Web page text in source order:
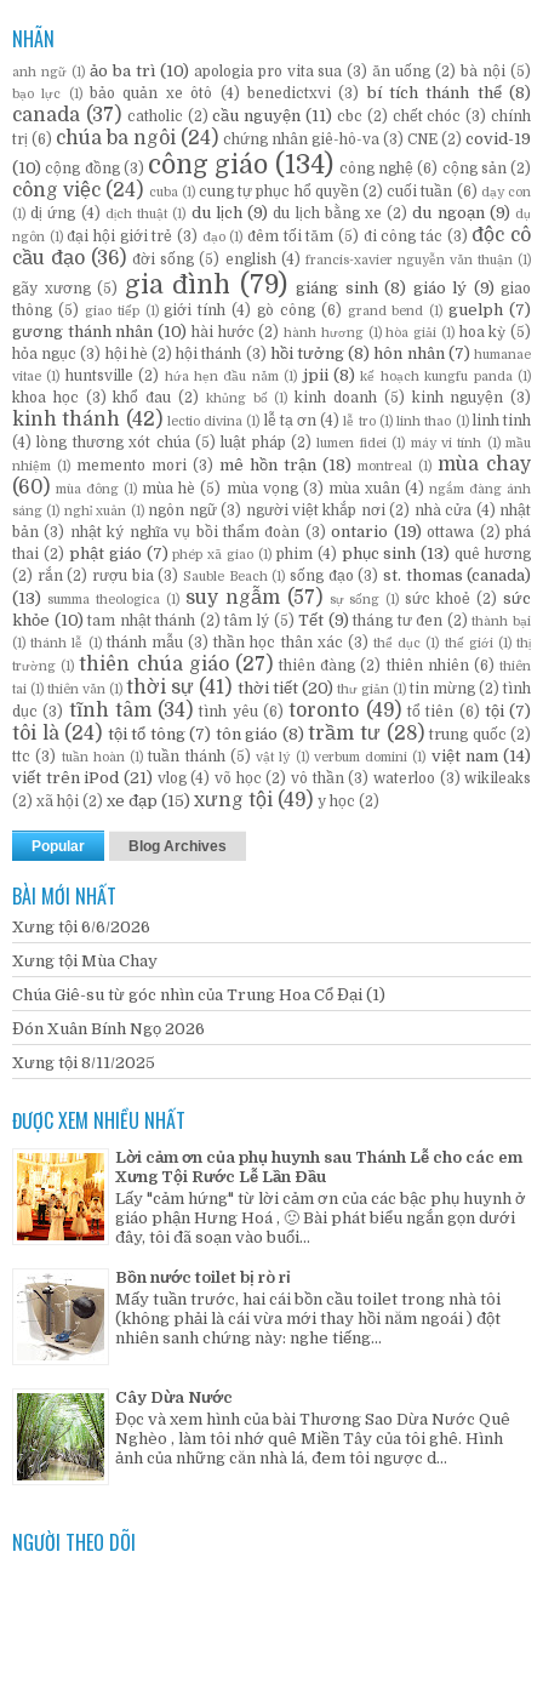
NHÃN
anh ngữ (1) ảo ba trì (10) apologia pro vita sua (3) ăn uống (2) bà nội (5)
bạo lực (1) bảo quản xe ôtô (4) benedictxvi (3) bí tích thánh thể (8)
canada (37) catholic (2) cầu nguyện (11) cbc (2) chết chóc (3) chính
trị (6) chúa ba ngôi (24) chứng nhân giê-hô-va (3) CNE (2) covid-19
(10) cộng đồng (3) công giáo (134) công nghệ (6) cộng sản (2)
công việc (24) cuba (1) cung tự phục hổ quyền (2) cuối tuần (6) dạy con
(1) dị ứng (4) dịch thuật (1) du lịch (9) du lịch bằng xe (2) du ngoạn (9) dụ
ngôn (1) đại hội giới trẻ (3) đạo (1) đêm tối tăm (5) đi công tác (3) độc cô
cầu đạo (36) đời sống (5) english (4) francis-xavier nguyễn văn thuận (1)
gãy xương (5) gia đình (79) giáng sinh (8) giáo lý (9) giao
thông (5) giao tiếp (1) giới tính (4) gò công (6) grand bend (1) guelph (7)
gương thánh nhân (10) hài hước (2) hành hương (1) hòa giải (1) hoa kỳ (5)
hỏa ngục (3) hội hè (2) hội thánh (3) hồi tưởng (8) hôn nhân (7) humanae
vitae (1) huntsville (2) hứa hẹn đầu năm (1) jpii (8) kế hoạch kungfu panda (1)
khoa học (3) khổ đau (2) khủng bố (1) kinh doanh (5) kinh nguyện (3)
kinh thánh (42) lectio divina (1) lễ tạ ơn (4) lễ tro (1) linh thao (1) linh tinh
(4) lòng thương xót chúa (5) luật pháp (2) lumen fidei (1) máy vi tính (1) mầu
nhiệm
(1) memento mori (3) mê hồn trận (18) montreal (1) mùa chay
(60) mùa đông (1) mùa hè (5) mùa vọng (3) mùa xuân (4) ngắm đàng ánh
sáng (1) nghỉ xuân (1) ngôn ngữ (3) người việt khắp nơi (2) nhà cửa (4) nhật
bản (3) nhật ký nghĩa vụ bồi thẩm đoàn (3) ontario (19) ottawa (2) phá
thai (2) phật giáo (7) phép xã giao (1) phim (4) phục sinh (13) quê hương
(2) rắn (2) rượu bia (3) Sauble Beach (1) sống đạo (3) st. thomas (canada)
(13)
summa theologica (1) suy ngẫm (57) sự sống (1) sức khoẻ (2) sức
khỏe (10) tam nhật thánh (2) tâm lý (5) Tết (9) tháng tư đen (2) thành bại
(1) thánh lễ (1) thánh mẫu (3) thần học thân xác (3) thể dục (1) thế giới (1) thị
trường (1) thiên chúa giáo (27) thiên đàng (2) thiên nhiên (6) thiên
tai (1) thiên văn (1) thời sự (41) thời tiết (20) thư giản (1) tin mừng (2) tình
dục (3) tĩnh tâm (34) tình yêu (6) toronto (49) tổ tiên (6) tội (7)
tôi là (24) tội tổ tông (7) tôn giáo (8) trầm tư (28) trung quốc (2)
ttc (3) tuần hoàn (1) tuần thánh (5) vật lý (1) verbum domini (1) việt nam (14)
viết trên iPod (21) vlog (4) võ học (2) vô thần (3) waterloo (3) wikileaks
(2) xã hội (2) xe đạp (15) xưng tội (49) y học (2)
Popular Blog Archives
BÀI MỚI NHẤT
Xưng tội 6/6/2026
Xưng tội Mùa Chay
Chúa Giê-su từ góc nhìn của Trung Hoa Cổ Đại (1)
Đón Xuân Bính Ngọ 2026
Xưng tội 8/11/2025
ĐƯỢC XEM NHIỀU NHẤT
Lời cảm ơn của phụ huynh sau Thánh Lễ cho các em
Xưng Tội Rước Lễ Lần Đầu
Lấy "cảm hứng" từ lời cảm ơn của các bậc phụ huynh ở
giáo phận Hưng Hoá , 🙂 Bài phát biểu ngắn gọn dưới
đây, tôi đã soạn vào buổi...
Bồn nước toilet bị rò rỉ
Mấy tuần trước, hai cái bồn cầu toilet trong nhà tôi
(không phải là cái vừa mới thay hồi năm ngoái ) đột
nhiên sanh chứng này: nghe tiếng...
Cây Dừa Nước
Đọc và xem hình của bài Thương Sao Dừa Nước Quê
Nghèo , làm tôi nhớ quê Miền Tây của tôi ghê. Hình
ảnh của những căn nhà lá, đem tôi ngược d...
NGƯỜI THEO DÕI